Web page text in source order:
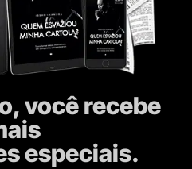
você recebe
especiais.